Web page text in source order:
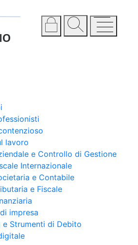
lavoro
e Controllo di Gestione
Internazionale
e Contabile
e Fiscale
impresa
e Strumenti di Debito